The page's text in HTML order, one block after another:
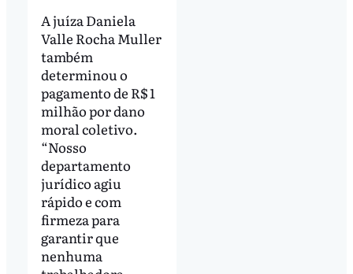
A juíza Daniela
Valle Rocha Muller
também
determinou o
pagamento de R$ 1
milhão por dano
moral coletivo.
“Nosso
departamento
jurídico agiu
rápido e com
firmeza para
garantir que
nenhuma